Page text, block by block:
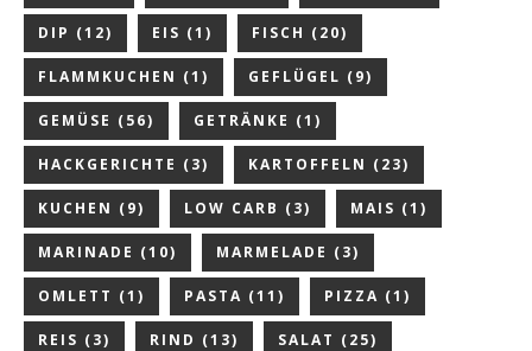
DIP (12) EIS (1) FISCH (20)
FLAMMKUCHEN (1) GEFLÜGEL (9)
GEMÜSE (56) GETRÄNKE (1)
HACKGERICHTE (3) KARTOFFELN (23)
KUCHEN (9) LOW CARB (3) MAIS (1)
MARINADE (10) MARMELADE (3)
OMLETT (1) PASTA (11) PIZZA (1)
REIS (3) RIND (13) SALAT (25)